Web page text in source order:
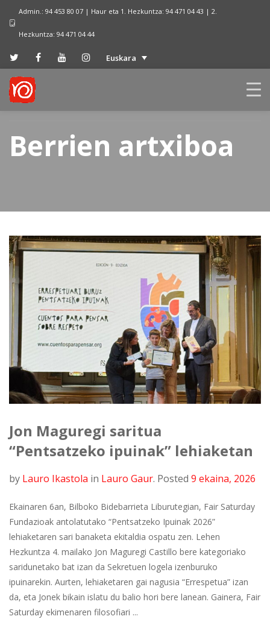
Admin.: 94 453 80 07 | Haur eta 1. Hezkuntza: 94 471 04 43 | 2.
Hezkuntza: 94 471 04 44
Euskara
Berrien artxiboa
Jon Maguregi saritua
“Pentsatzeko ipuinak” lehiaketan
by Lauro Ikastola in Lauro Gaur. Posted 9 ekaina, 2026
Ekainaren 6an, Bilboko Bidebarrieta Liburutegian, Fair Saturday
Fundazioak antolatutako “Pentsatzeko Ipuinak 2026”
lehiaketaren sari banaketa ekitaldia ospatu zen. Lehen
Hezkuntza 4. mailako Jon Maguregi Castillo bere kategoriako
saridunetako bat izan da Sekretuen logela izenburuko
ipuinarekin. Aurten, lehiaketaren gai nagusia “Errespetua” izan
da, eta Jonek bikain islatu du balio hori bere lanean. Gainera, Fair
Saturday ekimenaren filosofiari ...